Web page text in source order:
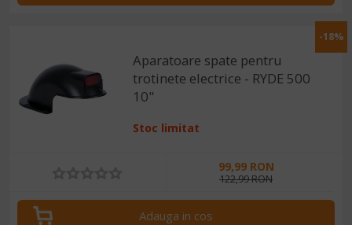
-18%
Aparatoare spate pentru
trotinete electrice - RYDE 500
10"
Stoc limitat
99,99 RON
122,99 RON
Adauga in cos